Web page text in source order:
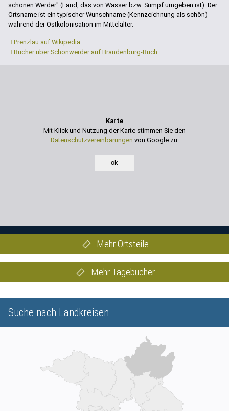
schönen Werder" (Land, das von Wasser bzw. Sumpf umgeben ist). Der
Ortsname ist ein typischer Wunschname (Kennzeichnung als schön)
während der Ostkolonisation im Mittelalter.
Prenzlau auf Wikipedia
Bücher über Schönwerder auf Brandenburg-Buch
Karte
Mit Klick und Nutzung der Karte stimmen Sie den
Datenschutzvereinbarungen von Google zu.
ok
Mehr Ortsteile
Mehr Tagebücher
Suche nach Landkreisen